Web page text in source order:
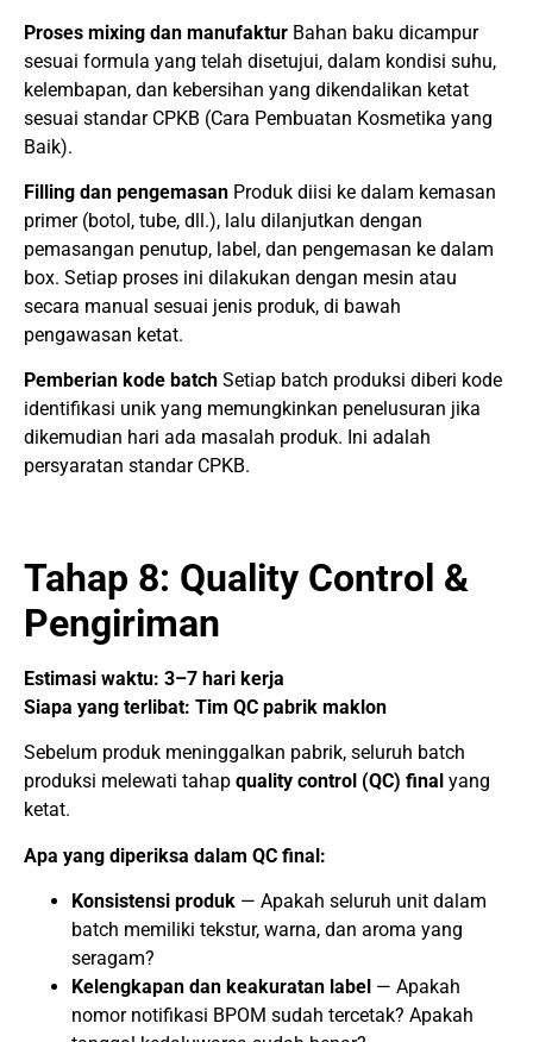
Proses mixing dan manufaktur Bahan baku dicampur
sesuai formula yang telah disetujui, dalam kondisi suhu,
kelembapan, dan kebersihan yang dikendalikan ketat
sesuai standar CPKB (Cara Pembuatan Kosmetika yang
Baik).
Filling dan pengemasan Produk diisi ke dalam kemasan
primer (botol, tube, dll.), lalu dilanjutkan dengan
pemasangan penutup, label, dan pengemasan ke dalam
box. Setiap proses ini dilakukan dengan mesin atau
secara manual sesuai jenis produk, di bawah
pengawasan ketat.
Pemberian kode batch Setiap batch produksi diberi kode
identifikasi unik yang memungkinkan penelusuran jika
dikemudian hari ada masalah produk. Ini adalah
persyaratan standar CPKB.
Tahap 8: Quality Control &
Pengiriman
Estimasi waktu: 3–7 hari kerja
Siapa yang terlibat: Tim QC pabrik maklon
Sebelum produk meninggalkan pabrik, seluruh batch
produksi melewati tahap quality control (QC) final yang
ketat.
Apa yang diperiksa dalam QC final:
Konsistensi produk — Apakah seluruh unit dalam
batch memiliki tekstur, warna, dan aroma yang
seragam?
Kelengkapan dan keakuratan label — Apakah
nomor notifikasi BPOM sudah tercetak? Apakah